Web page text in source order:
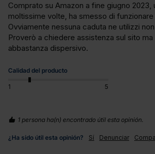
Comprato su Amazon a fine giugno 2023,
moltissime volte, ha smesso di
Ovviamente nessuna caduta ne utilizzi
Proverò a chiedere assistenza sul sito ma
abbastanza dispersivo.
Calidad del producto
1 5
1 persona ha(n) encontrado útil esta opinión.
¿Ha sido útil esta opinión? Sí Denunciar